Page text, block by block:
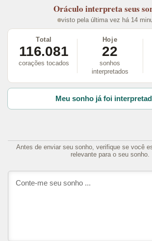
Oráculo interpreta seus
visto pela última vez há 14
Total
116.081
corações tocados
Hoje
22
sonhos
interpretados
Meu sonho já foi
Antes de enviar seu sonho, verifique se você
relevante para o seu sonho.